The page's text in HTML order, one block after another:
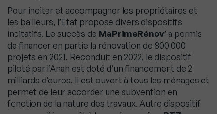
Pour inciter et accompagner les propriétaires et
les bailleurs, l’Etat propose divers dispositifs
incitatifs. Le succès de MaPrimeRénov’ a permis
de financer en partie la rénovation de 800 000
projets en 2021. Reconduit en 2022, le dispositif
piloté par l’Anah est doté d’un financement de 2
milliards d’euros. Il est ouvert à tous les ménages et
permet de leur accorder une subvention en
fonction de la nature des travaux. Autre dispositif